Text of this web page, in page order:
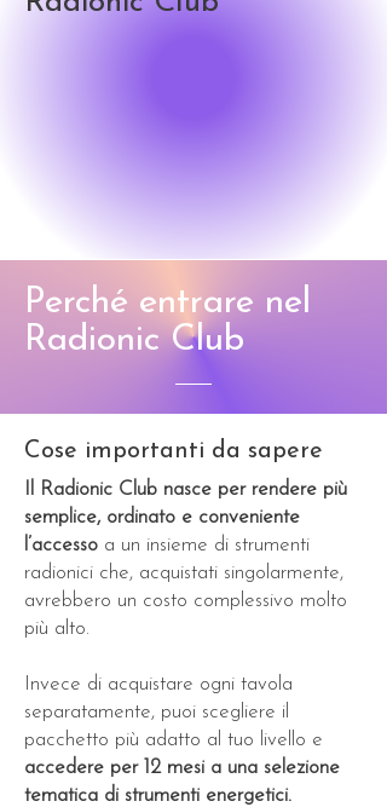
Perché entrare nel
Radionic Club
Cose importanti da sapere
Il Radionic Club nasce per rendere più
semplice, ordinato e conveniente
l’accesso a un insieme di strumenti
radionici che, acquistati singolarmente,
avrebbero un costo complessivo molto
più alto.
Invece di acquistare ogni tavola
separatamente, puoi scegliere il
pacchetto più adatto al tuo livello e
accedere per 12 mesi a una selezione
tematica di strumenti energetici.